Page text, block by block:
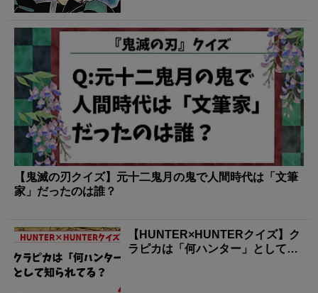
【鬼滅の刃クイズ】元十二鬼月の鬼で人間時代は「文筆
家」だったのは誰？
【HUNTER×HUNTERクイズ】ク
ラピカは「何ハンター」として知